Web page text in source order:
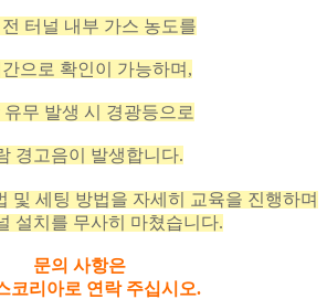
터널 내부 가스 농도를
으로 확인이 가능하며,
유무 발생 시 경광등으로
경고음이 발생합니다.
및 세팅 방법을 자세히 교육을 진행하며
설치를 무사히 마쳤습니다.
문의 사항은
코리아로 연락 주십시오.